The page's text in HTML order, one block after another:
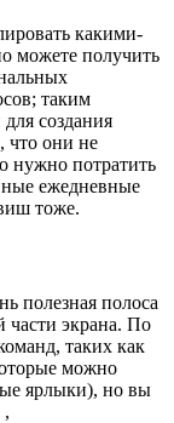
какими-
можете получить
таким
создания
что они не
нужно потратить
ежедневные
тоже.
полезная полоса
части экрана. По
таких как
можно
ярлыки), но вы
,